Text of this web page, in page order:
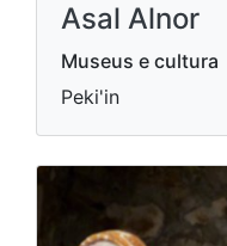
Asal Alnor
Museus e cultura
Peki'in